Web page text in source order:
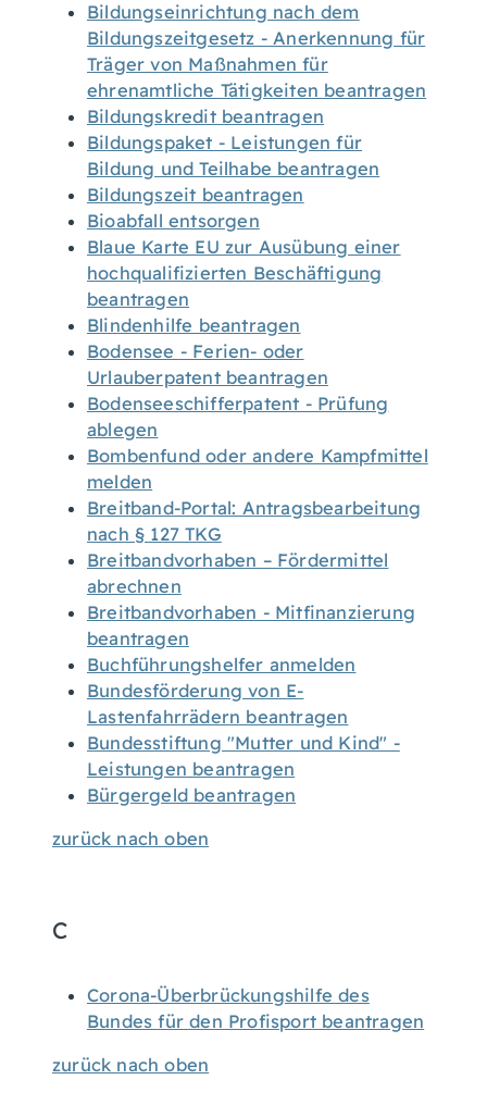
Bildungseinrichtung nach dem
Bildungszeitgesetz - Anerkennung für
Träger von Maßnahmen für
ehrenamtliche Tätigkeiten beantragen
Bildungskredit beantragen
Bildungspaket - Leistungen für
Bildung und Teilhabe beantragen
Bildungszeit beantragen
Bioabfall entsorgen
Blaue Karte EU zur Ausübung einer
hochqualifizierten Beschäftigung
beantragen
Blindenhilfe beantragen
Bodensee - Ferien- oder
Urlauberpatent beantragen
Bodenseeschifferpatent - Prüfung
ablegen
Bombenfund oder andere Kampfmittel
melden
Breitband-Portal: Antragsbearbeitung
nach § 127 TKG
Breitbandvorhaben – Fördermittel
abrechnen
Breitbandvorhaben - Mitfinanzierung
beantragen
Buchführungshelfer anmelden
Bundesförderung von E-
Lastenfahrrädern beantragen
Bundesstiftung "Mutter und Kind" -
Leistungen beantragen
Bürgergeld beantragen
zurück nach oben
C
Corona-Überbrückungshilfe des
Bundes für den Profisport beantragen
zurück nach oben